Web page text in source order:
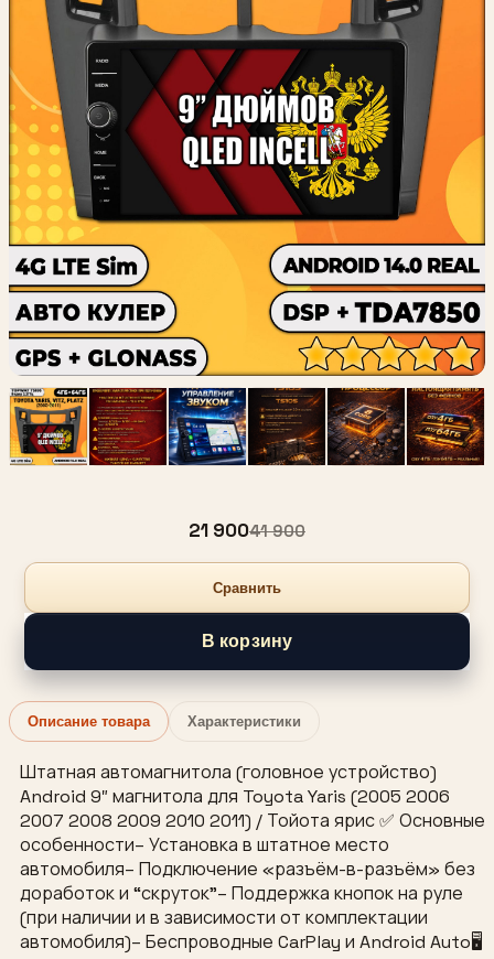
21 90041 900
Сравнить
В корзину
Описание товара Характеристики
Штатная автомагнитола (головное устройство)
Android 9″ магнитола для Toyota Yaris (2005 2006
2007 2008 2009 2010 2011) / Тойота ярис ✅ Основные
особенности– Установка в штатное место
автомобиля– Подключение «разъём-в-разъём» без
доработок и “скруток”– Поддержка кнопок на руле
(при наличии и в зависимости от комплектации
автомобиля)– Беспроводные CarPlay и Android Auto🖥